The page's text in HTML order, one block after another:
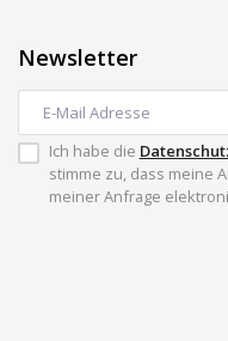
Newsletter
Ich habe die
stimme zu, dass meine
meiner Anfrage